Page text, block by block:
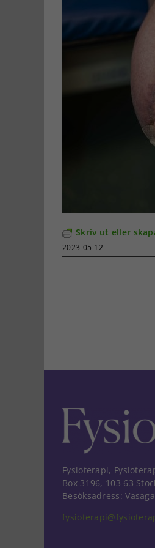
Skriv ut eller
2023-05-12
Fysioterapi,
Box 3196, 103 63
Besöksadress: